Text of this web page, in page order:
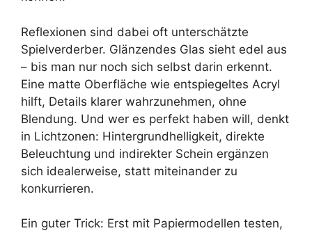
Reflexionen sind dabei oft unterschätzte
Spielverderber. Glänzendes Glas sieht edel aus
– bis man nur noch sich selbst darin erkennt.
Eine matte Oberfläche wie entspiegeltes Acryl
hilft, Details klarer wahrzunehmen, ohne
Blendung. Und wer es perfekt haben will, denkt
in Lichtzonen: Hintergrundhelligkeit, direkte
Beleuchtung und indirekter Schein ergänzen
sich idealerweise, statt miteinander zu
konkurrieren.
Ein guter Trick: Erst mit Papiermodellen testen,